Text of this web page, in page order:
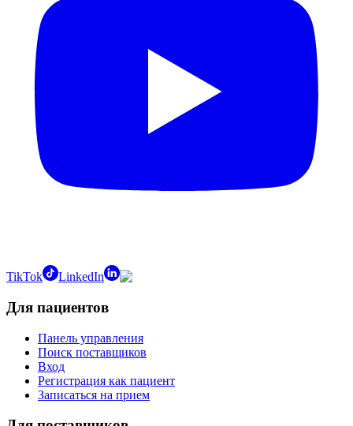
TikTok LinkedIn
Для пациентов
Панель управления
Поиск поставщиков
Вход
Регистрация как пациент
Записаться на прием